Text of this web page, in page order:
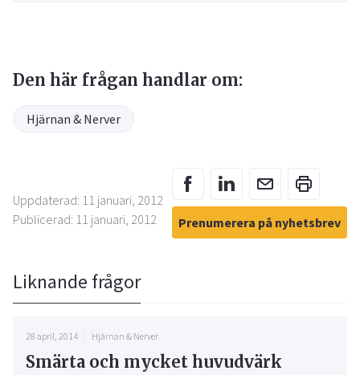
Den här frågan handlar om:
Hjärnan & Nerver
Uppdaterad: 11 januari, 2012
Publicerad: 11 januari, 2012
Prenumerera på nyhetsbrev
Liknande frågor
28 april, 2014 Hjärnan & Nerver
Smärta och mycket huvudvärk